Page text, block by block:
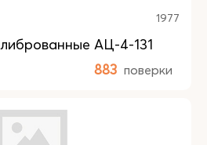
1977
АЦ-4-131
883 поверки